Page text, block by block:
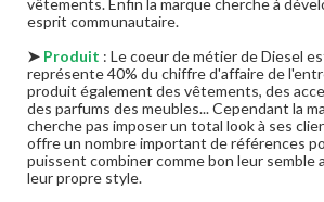
vêtements. Enfin la marque cherche à
esprit communautaire.
➤ Produit : Le coeur de métier de Diesel
représente 40% du chiffre d'affaire de
produit également des vêtements, des
des parfums des meubles... Cependant la
cherche pas imposer un total look à ses
offre un nombre important de références
puissent combiner comme bon leur semble
leur propre style.